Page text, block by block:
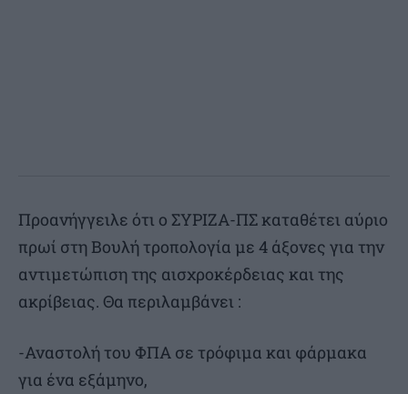
Προανήγγειλε ότι ο ΣΥΡΙΖΑ-ΠΣ καταθέτει αύριο
πρωί στη Βουλή τροπολογία με 4 άξονες για την
αντιμετώπιση της αισχροκέρδειας και της
ακρίβειας. Θα περιλαμβάνει :
-Αναστολή του ΦΠΑ σε τρόφιμα και φάρμακα
για ένα εξάμηνο,